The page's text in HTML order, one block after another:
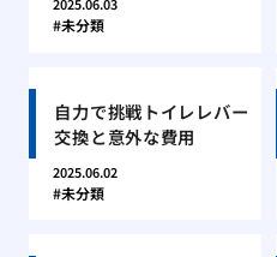
2025.06.03
未分類
自力で挑戦トイレレバー
交換と意外な費用
2025.06.02
未分類